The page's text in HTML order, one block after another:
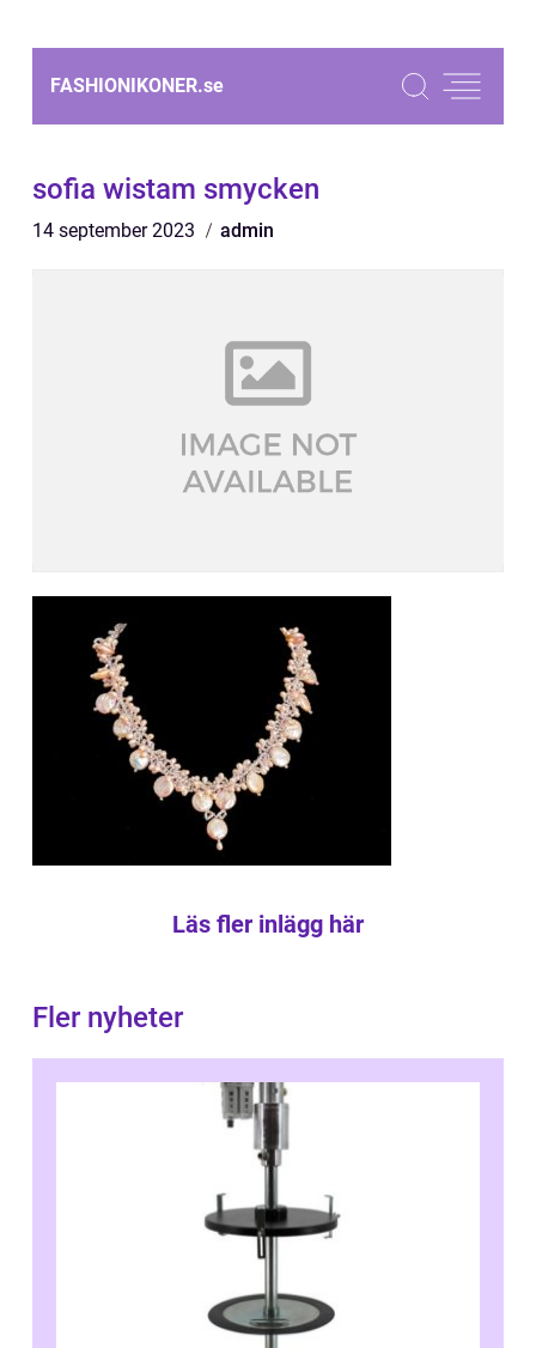
FASHIONIKONER.se
sofia wistam smycken
14 september 2023 admin
Läs fler inlägg här
Fler nyheter